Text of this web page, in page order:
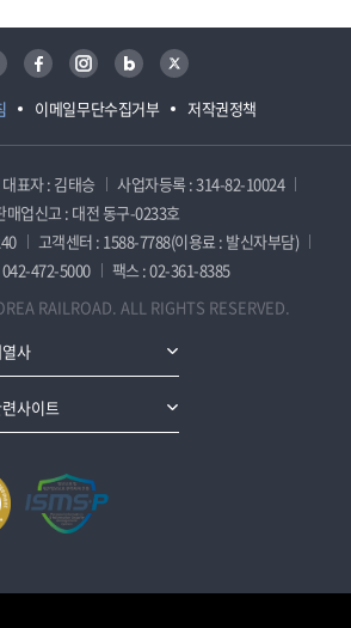
이메일무단수집거부 저작권정책
페이스북 인스타그램 블로그 트위터
대표자 : 김태승
사업자등록 : 314-82-10024
매업신고 : 대전 동구-0233호
고객센터 : 1588-7788(이용료 : 발신자부담)
472-5000
팩스 : 02-361-8385
RAILROAD. ALL RIGHTS RESERVED.
사
사이트